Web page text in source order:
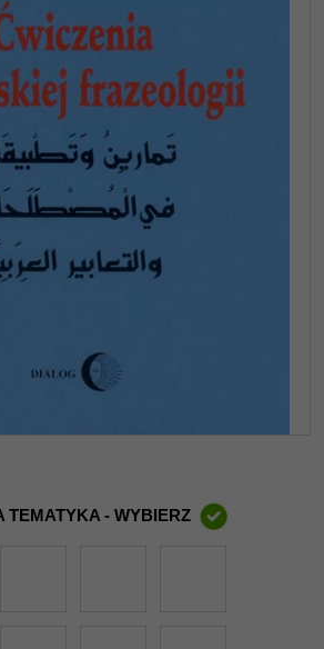
TEMATYKA - WYBIERZ